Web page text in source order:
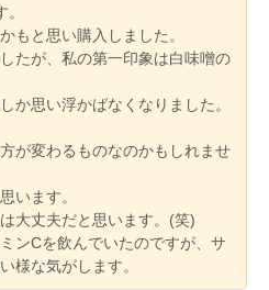
もと思い購入しました。
たが、私の第一印象は白味噌の
か思い浮かばなくなりました。
が変わるものなのかもしれませ
います。
大丈夫だと思います。(笑)
ンCを飲んでいたのですが、サ
様な気がします。